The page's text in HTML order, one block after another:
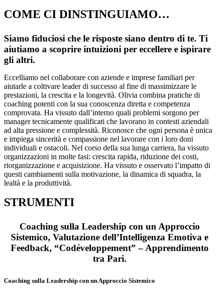
COME CI DINSTINGUIAMO…
Siamo fiduciosi che le risposte siano dentro di te. Ti
aiutiamo a scoprire intuizioni per eccellere e ispirare
gli altri.
Eccelliamo nel collaborare con aziende e imprese familiari per
aiutarle a coltivare leader di successo al fine di massimizzare le
prestazioni, la crescita e la longevità. Olivia combina pratiche di
coaching potenti con la sua conoscenza diretta e competenza
comprovata. Ha vissuto dall’interno quali problemi sorgono per
manager tecnicamente qualificati che lavorano in contesti aziendali
ad alta pressione e complessità. Riconosce che ogni persona è unica
e impiega sincerità e compassione nel lavorare con i loro doni
individuali e ostacoli. Nel corso della sua lunga carriera, ha vissuto
organizzazioni in molte fasi: crescita rapida, riduzione dei costi,
riorganizzazione e acquisizione. Ha vissuto e osservato l’impatto di
questi cambiamenti sulla motivazione, la dinamica di squadra, la
lealtà e la produttività.
STRUMENTI
Coaching sulla Leadership con un Approccio
Sistemico, Valutazione dell’Intelligenza Emotiva e
Feedback, “Codéveloppement” – Apprendimento
tra Pari.
Coaching sulla Leadership con un Approccio Sistemico